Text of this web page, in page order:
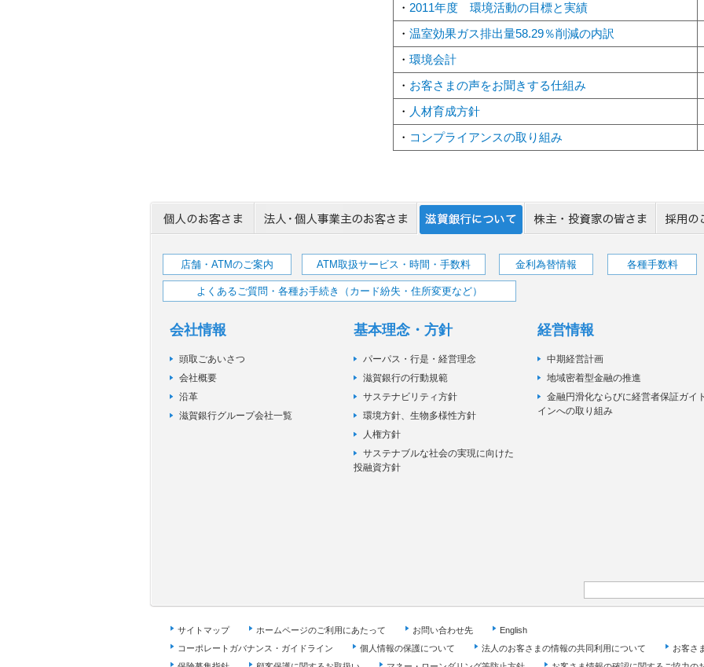
・ 2011年度 環境活動の目標と実績
・ 温室効果ガス排出量58.29％削減の内訳
・ 環境会計
・ お客さまの声をお聞きする仕組み
・ 人材育成方針
・ コンプライアンスの取り組み
店舗・ATMのご案内 ATM取扱サービス・時間・手数料 金利為替情報 各種手数料
よくあるご質問・各種お手続き（カード紛失・住所変更など）
会社情報
頭取ごあいさつ
会社概要
沿革
滋賀銀行グループ会社一覧
基本理念・方針
パーパス・行是・経営理念
滋賀銀行の行動規範
サステナビリティ方針
環境方針、生物多様性方針
人権方針
サステナブルな社会の実現に向けた
投融資方針
経営情報
中期経営計画
地域密着型金融の推進
金融円滑化ならびに経営者保証ガイ
インへの取り組み
サイトマップ ホームページのご利用にあたって お問い合わせ先
English
コーポレートガバナンス・ガイドライン
個人情報の保護について 法人のお客さまの情報の共同利用について
お客さ